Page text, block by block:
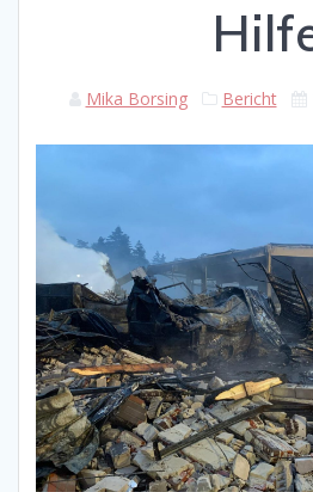
Mika Borsing Bericht